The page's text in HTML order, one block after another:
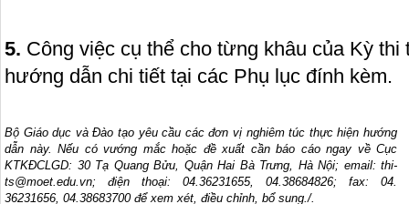
5. Công việc cụ thể cho từng khâu của Kỳ
hướng dẫn chi tiết tại các Phụ lục đính kèm.
Bộ Giáo dục và Đào tạo yêu cầu các đơn vị nghiêm túc thực hiện hướng
dẫn này. Nếu có vướng mắc hoặc đề xuất cần báo cáo ngay về Cục
KTKĐCLGD: 30 Tạ Quang Bửu, Quận Hai Bà Trưng, Hà Nội; email: thi-
ts@moet.edu.vn; điện thoại: 04.36231655, 04.38684826; fax: 04.
36231656, 04.38683700 để xem xét, điều chỉnh, bổ sung./.